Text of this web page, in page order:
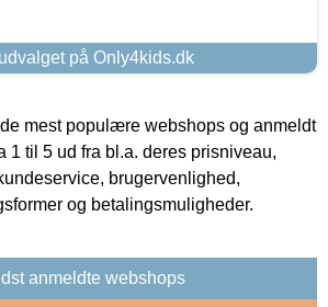
på Only4kids.dk
mest populære webshops og anmeldt
1 til 5 ud fra bl.a. deres prisniveau,
brugervenlighed,
og betalingsmuligheder.
anmeldte webshops